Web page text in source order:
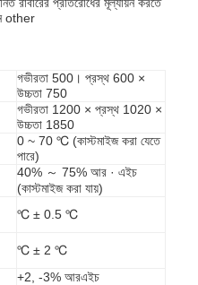
other
গভীরতা 500। প্রস্থ 600 ×
উচ্চতা 750
গভীরতা 1200 × প্রস্থ 1020 ×
উচ্চতা 1850
0 ~ 70 ℃ (কাস্টমাইজ করা যেতে
পারে)
40% ～ 75% আর · এইচ
(কাস্টমাইজ করা যায়)
℃ ± 0.5 ℃
℃ ± 2 ℃
+2, -3% আরএইচ